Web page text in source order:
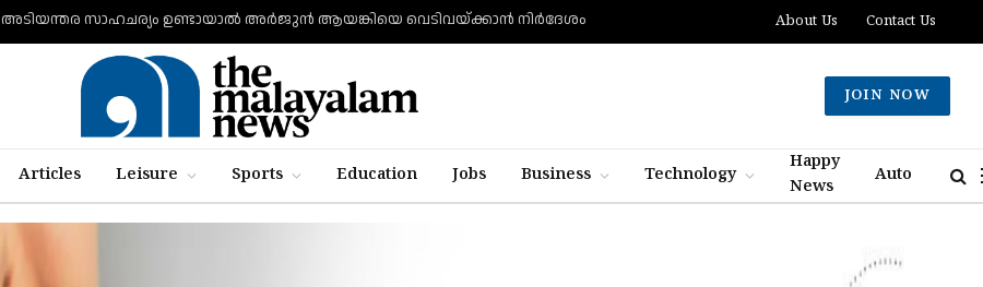
അടിയന്തര സാഹചര്യം ഉണ്ടായാല്‍ അര്‍ജുന്‍ ആയങ്കിയെ വെടിവയ്ക്കാന്‍ നിര്‍ദേശം About Us Contact Us
JOIN NOW
Articles Leisure Sports Education Jobs Business Technology
Happy
News
Auto